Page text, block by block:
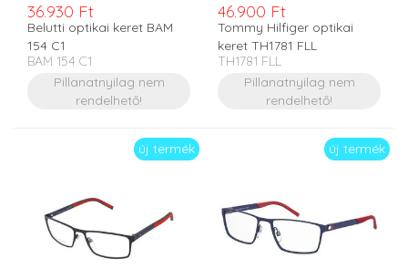
36.930 Ft
Belutti optikai keret BAM
154 C1
BAM 154 C1
Pillanatnyilag nem
rendelhető!
46.900 Ft
Tommy Hilfiger optikai
keret TH1781 FLL
TH1781 FLL
Pillanatnyilag nem
rendelhető!
új termék új termék